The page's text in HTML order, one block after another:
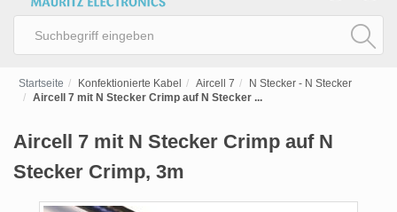
Startseite Konfektionierte Kabel Aircell 7
N Stecker - N Stecker
Aircell 7 mit N Stecker Crimp auf N Stecker ...
Aircell 7 mit N Stecker Crimp auf N
Stecker Crimp, 3m